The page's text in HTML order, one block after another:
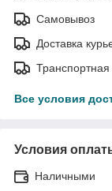
Самовывоз
Доставка
Все условия
Условия
Наличными